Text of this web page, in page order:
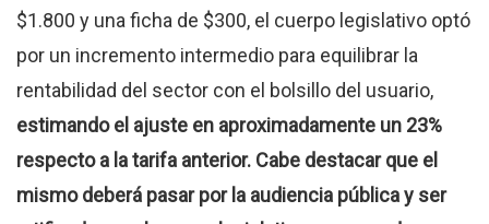
$1.800 y una ficha de $300, el cuerpo legislativo optó
por un incremento intermedio para equilibrar la
rentabilidad del sector con el bolsillo del usuario,
estimando el ajuste en aproximadamente un 23%
respecto a la tarifa anterior. Cabe destacar que el
mismo deberá pasar por la audiencia pública y ser